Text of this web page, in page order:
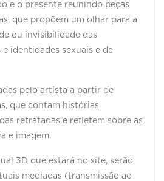
e o presente reunindo peças
que propõem um olhar para a
ou invisibilidade das
identidades sexuais e de
pelo artista a partir de
que contam histórias
retratadas e refletem sobre as
e imagem.
3D que estará no site, serão
mediadas (transmissão ao